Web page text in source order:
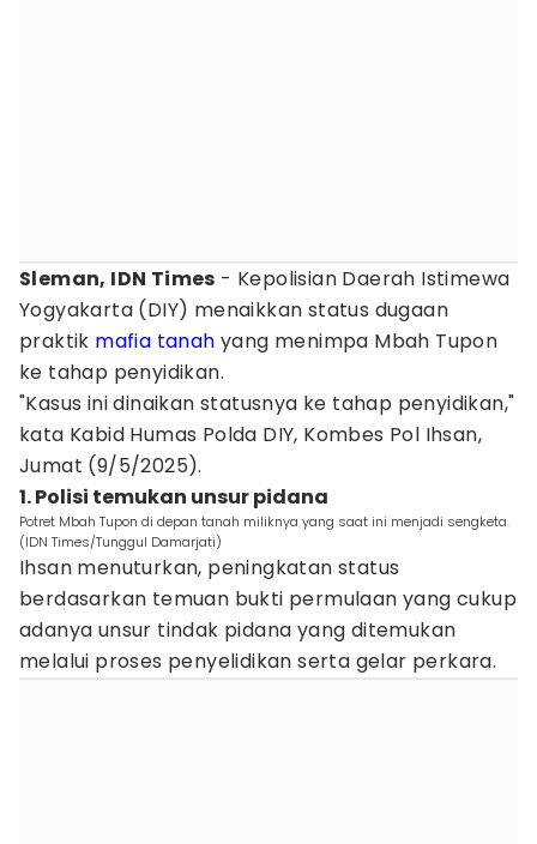
Sleman, IDN Times - Kepolisian Daerah Istimewa
Yogyakarta (DIY) menaikkan status dugaan
praktik mafia tanah yang menimpa Mbah Tupon
ke tahap penyidikan.
"Kasus ini dinaikan statusnya ke tahap penyidikan,"
kata Kabid Humas Polda DIY, Kombes Pol Ihsan,
Jumat (9/5/2025).
1. Polisi temukan unsur pidana
Potret Mbah Tupon di depan tanah miliknya yang saat ini menjadi sengketa.
(IDN Times/Tunggul Damarjati)
Ihsan menuturkan, peningkatan status
berdasarkan temuan bukti permulaan yang cukup
adanya unsur tindak pidana yang ditemukan
melalui proses penyelidikan serta gelar perkara.